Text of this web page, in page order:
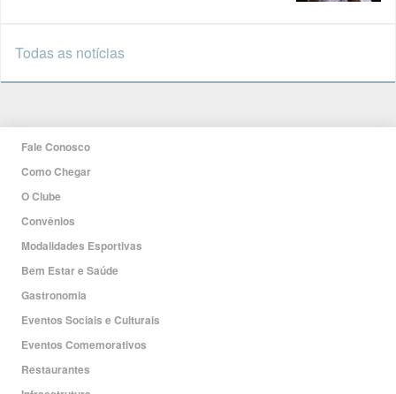
Todas as notícias
Fale Conosco
Como Chegar
O Clube
Convênios
Modalidades Esportivas
Bem Estar e Saúde
Gastronomia
Eventos Sociais e Culturais
Eventos Comemorativos
Restaurantes